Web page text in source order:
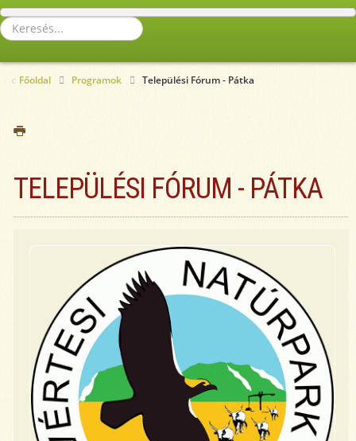
Keresés...
Főoldal Programok Települési Fórum - Pátka
TELEPÜLÉSI FÓRUM - PÁTKA